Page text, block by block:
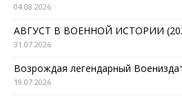
04.08.2026
АВГУСТ В ВОЕННОЙ ИСТОРИИ
31.07.2026
Возрождая легендарный
19.07.2026